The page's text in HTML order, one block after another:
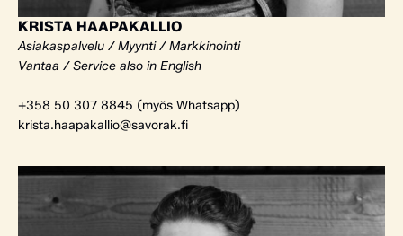
KRISTA HAAPAKALLIO
Asiakaspalvelu / Myynti / Markkinointi
Vantaa / Service also in English
+358 50 307 8845 (myös Whatsapp)
krista.haapakallio@savorak.fi